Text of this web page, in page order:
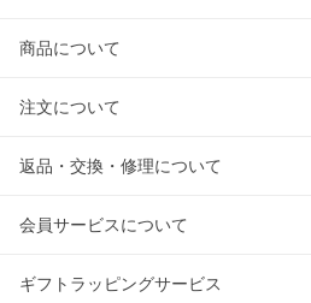
商品について
注文について
返品・交換・修理について
会員サービスについて
ギフトラッピングサービス